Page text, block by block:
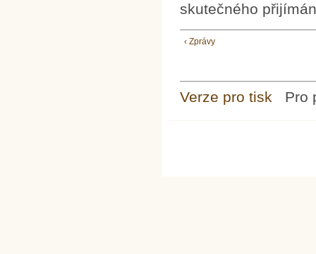
skutečného
‹ Zprávy
Verze pro tisk Pro